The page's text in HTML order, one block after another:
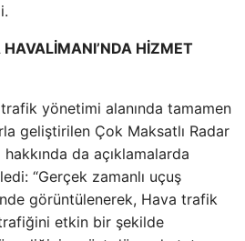
HİZMET
yönetimi alanında tamamen
geliştirilen Çok Maksatlı Radar
da açıklamalarda
“Gerçek zamanlı uçuş
görüntülenerek, Hava trafik
etkin bir şekilde